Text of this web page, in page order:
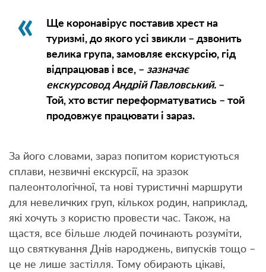
Ще коронавірус поставив хрест на
туризмі, до якого усі звикли – дзвонить
велика група, замовляє екскурсію, гід
відпрацював і все, – зазначає
екскурсовод Андрій Павловський.–
Той, хто встиг переформатуватись – той
продовжує працювати і зараз.
За його словами, зараз попитом користуються
сплави, незвичні екскурсії, на зразок
палеонтологічної, та нові туристичні маршрути
для невеличких груп, кількох родин, наприклад,
які хочуть з користю провести час. Також, на
щастя, все більше людей починають розуміти,
що святкування Днів народжень, випусків тощо –
це не лише застілля. Тому обирають цікаві,